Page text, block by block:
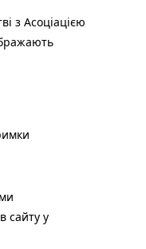
з Асоціацією
сайту у